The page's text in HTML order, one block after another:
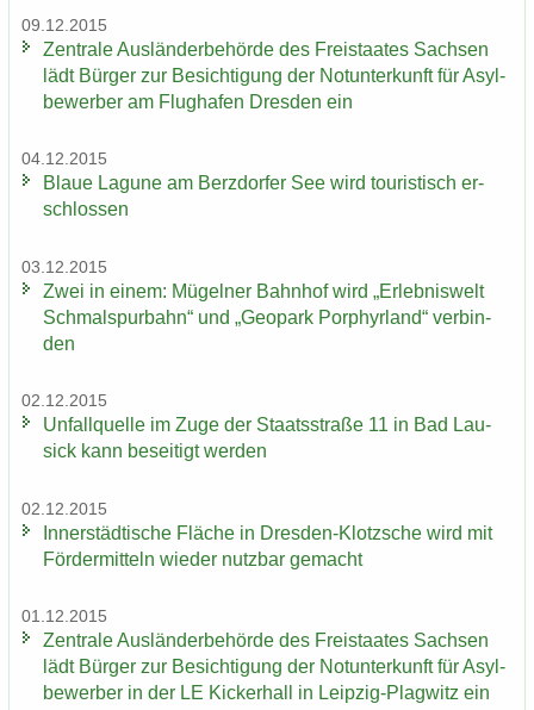
09.12.2015
Zen­tra­le Aus­län­der­be­hör­de des Frei­staa­tes Sach­sen
lädt Bür­ger zur Be­sich­ti­gung der Not­un­ter­kunft für Asyl­
be­wer­ber am Flug­ha­fen Dres­den ein
04.12.2015
Blaue La­gu­ne am Berz­dor­fer See wird tou­ris­tisch er­
schlos­sen
03.12.2015
Zwei in einem: Mü­gel­ner Bahn­hof wird „Er­leb­nis­welt
Schmal­spur­bahn“ und „Geo­park Por­phyr­land“ ver­bin­
den
02.12.2015
Un­fall­quel­le im Zuge der Staats­stra­ße 11 in Bad Lau­
sick kann be­sei­tigt wer­den
02.12.2015
In­ner­städ­ti­sche Flä­che in Dresden-​Klotzsche wird mit
För­der­mit­teln wie­der nutz­bar ge­macht
01.12.2015
Zen­tra­le Aus­län­der­be­hör­de des Frei­staa­tes Sach­sen
lädt Bür­ger zur Be­sich­ti­gung der Not­un­ter­kunft für Asyl­
be­wer­ber in der LE Ki­cker­hall in Leipzig-​Plagwitz ein